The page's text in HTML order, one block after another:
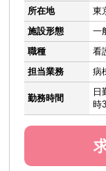
所在地
東
施設形態
一
職種
看
担当業務
病
勤務時間
時